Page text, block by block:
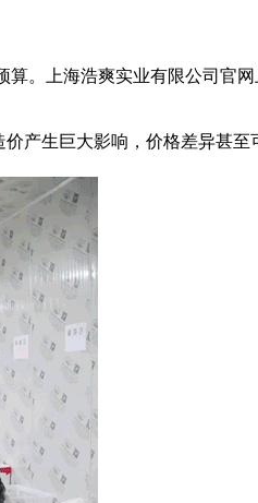
。上海浩爽实业有限公司官
生巨大影响，价格差异甚至